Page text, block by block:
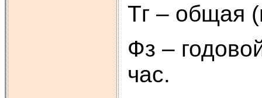
Тг – общая
Фз –
час.